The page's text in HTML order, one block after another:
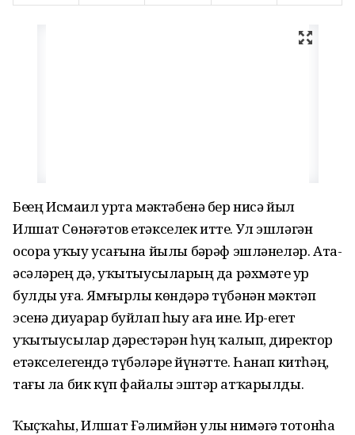
Беҙҙең Исмаил урта мәктәбенә бер нисә йыл
Илшат Сөнәғәтов етәкселек итте. Ул эшләгән
осорҙа уҡыу усағына йылы бәҙрәф эшләнеләр. Ата-
әсәләрҙең дә, уҡытыусыларҙың да рәхмәте ҙур
булды уға. Ямғырлы көндәрҙә түбәнән мәктәп
эсенә диуарҙар буйлап һыу аға ине. Ир-егет
уҡытыусылар дәрестәрҙән һуң ҡалып, директор
етәкселегендә түбәләрҙе йүнәтте. Һанап китһәң,
тағы ла бик күп файҙалы эштәр атҡарылды.
Ҡыҫҡаһы, Илшат Ғәлимйән улы нимәгә тотонһа